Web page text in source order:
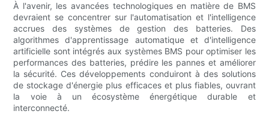
À l'avenir, les avancées technologiques en matière de BMS
devraient se concentrer sur l'automatisation et l'intelligence
accrues des systèmes de gestion des batteries. Des
algorithmes d'apprentissage automatique et d'intelligence
artificielle sont intégrés aux systèmes BMS pour optimiser les
performances des batteries, prédire les pannes et améliorer
la sécurité. Ces développements conduiront à des solutions
de stockage d'énergie plus efficaces et plus fiables, ouvrant
la voie à un écosystème énergétique durable et
interconnecté.